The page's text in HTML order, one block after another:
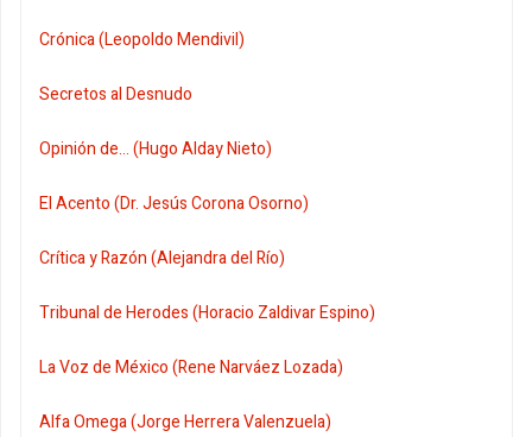
Crónica (Leopoldo Mendivil)
Secretos al Desnudo
Opinión de... (Hugo Alday Nieto)
El Acento (Dr. Jesús Corona Osorno)
Crítica y Razón (Alejandra del Río)
Tribunal de Herodes (Horacio Zaldivar Espino)
La Voz de México (Rene Narváez Lozada)
Alfa Omega (Jorge Herrera Valenzuela)